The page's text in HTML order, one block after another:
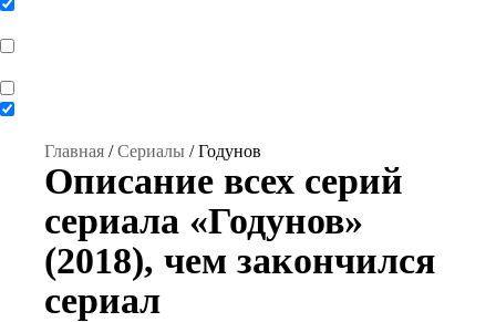
Главная /Сериалы /Годунов
Описание всех серий
сериала «Годунов»
(2018), чем закончился
сериал